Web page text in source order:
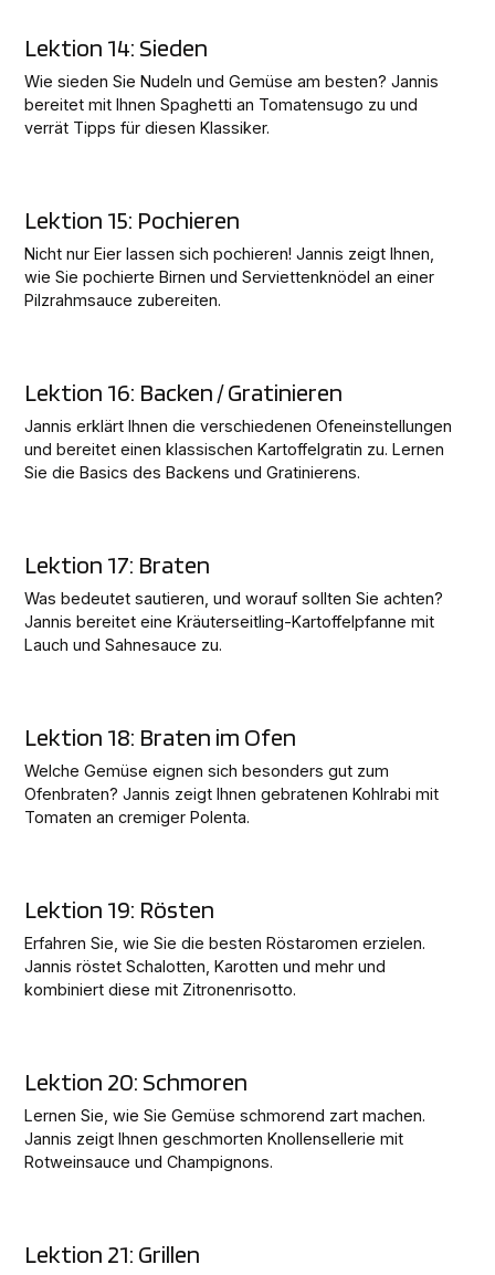
Lektion 14: Sieden
Wie sieden Sie Nudeln und Gemüse am besten? Jannis
bereitet mit Ihnen Spaghetti an Tomatensugo zu und
verrät Tipps für diesen Klassiker.
Lektion 15: Pochieren
Nicht nur Eier lassen sich pochieren! Jannis zeigt Ihnen,
wie Sie pochierte Birnen und Serviettenknödel an einer
Pilzrahmsauce zubereiten.
Lektion 16: Backen / Gratinieren
Jannis erklärt Ihnen die verschiedenen Ofeneinstellungen
und bereitet einen klassischen Kartoffelgratin zu. Lernen
Sie die Basics des Backens und Gratinierens.
Lektion 17: Braten
Was bedeutet sautieren, und worauf sollten Sie achten?
Jannis bereitet eine Kräuterseitling-Kartoffelpfanne mit
Lauch und Sahnesauce zu.
Lektion 18: Braten im Ofen
Welche Gemüse eignen sich besonders gut zum
Ofenbraten? Jannis zeigt Ihnen gebratenen Kohlrabi mit
Tomaten an cremiger Polenta.
Lektion 19: Rösten
Erfahren Sie, wie Sie die besten Röstaromen erzielen.
Jannis röstet Schalotten, Karotten und mehr und
kombiniert diese mit Zitronenrisotto.
Lektion 20: Schmoren
Lernen Sie, wie Sie Gemüse schmorend zart machen.
Jannis zeigt Ihnen geschmorten Knollensellerie mit
Rotweinsauce und Champignons.
Lektion 21: Grillen